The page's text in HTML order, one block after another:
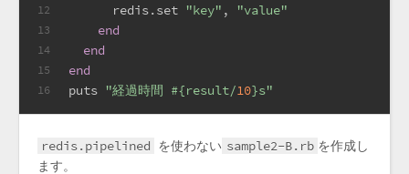
12
13
14
15
16
      redis.set
"key" , "value"
end
end
end
puts "経過時間 #{result/10}s"
redis.pipelined を使わない sample2-B.rb を作成し
ます。